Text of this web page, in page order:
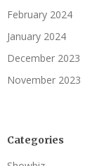
February 2024
January 2024
December 2023
November 2023
Categories